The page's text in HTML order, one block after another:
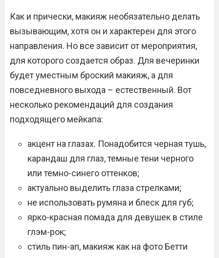
Как и прически, макияж необязательно делать
вызывающим, хотя он и характерен для этого
направления. Но все зависит от мероприятия,
для которого создается образ. Для вечеринки
будет уместным броский макияж, а для
повседневного выхода – естественный. Вот
несколько рекомендаций для создания
подходящего мейкапа:
акцент на глазах. Понадобится черная тушь,
карандаш для глаз, темные тени черного
или темно-синего оттенков;
актуально выделить глаза стрелками;
не использовать румяна и блеск для губ;
ярко-красная помада для девушек в стиле
глэм-рок;
стиль пин-ап, макияж как на фото Бетти